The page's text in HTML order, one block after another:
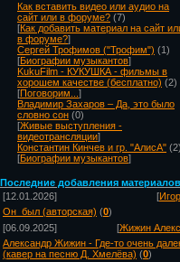
Как вставить видео или аудио на
сайт или в форуме? (7)
[Как добавить материал на сайт
в форуме?]
Сергей Трофимов ("Трофим") (1)
[Биографии музыкантов]
KukuFilm - КУКУШКА - фильмы в
хорошем качестве (бесплатно) (2)
[Поговорим... ]
Владимир Захаров – Да, это было
словно сон (0)
[Живые выступления -
видеотрансляции]
Константин Кинчев и гр. "АлисА" (2)
[Биографии музыкантов]
Последние добавления материалов
[12.01.2026]
[
Он_был (авторская) (0)
[06.09.2025]
[Жижин
Александр Жижин - Где-то очень
(кавер на песню Д. Хмелёва) (0)